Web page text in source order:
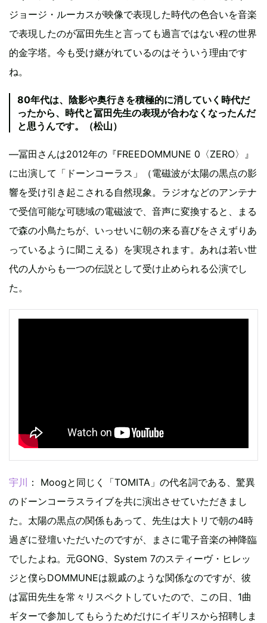
ジョージ・ルーカスが映像で表現した時代の色合いを音楽
で表現したのが冨田先生と言っても過言ではない程の世界
的金字塔。今も受け継がれているのはそういう理由です
ね。
80年代は、陰影や奥行きを積極的に消していく時代だ
ったから、時代と冨田先生の表現が合わなくなったんだ
と思うんです。（松山）
―冨田さんは2012年の『FREEDOMMUNE 0〈ZERO〉』
に出演して「ドーンコーラス」（電磁波が太陽の黒点の影
響を受け引き起こされる自然現象。ラジオなどのアンテナ
で受信可能な可聴域の電磁波で、音声に変換すると、まる
で森の小鳥たちが、いっせいに朝の来る喜びをさえずりあ
っているように聞こえる）を実現されます。あれは若い世
代の人からも一つの伝説として受け止められる公演でし
た。
宇川
： Moogと同じく「TOMITA」の代名詞である、驚異
のドーンコーラスライブを共に演出させていただきまし
た。太陽の黒点の関係もあって、先生は大トリで朝の4時
過ぎに登壇いただいたのですが、まさに電子音楽の神降臨
でしたよね。元GONG、System 7のスティーヴ・ヒレッ
ジと僕らDOMMUNEは親戚のような関係なのですが、彼
は冨田先生を常々リスペクトしていたので、この日、1曲
ギターで参加してもらうためだけにイギリスから招聘しま